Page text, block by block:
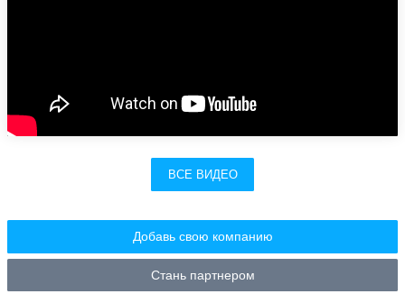
ВСЕ ВИДЕО
Добавь свою компанию
Стань партнером